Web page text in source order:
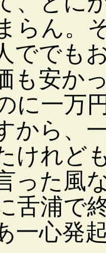
らん。
ででも
も安か
に一万
から、
けれど
った風
舌浦で
一心発